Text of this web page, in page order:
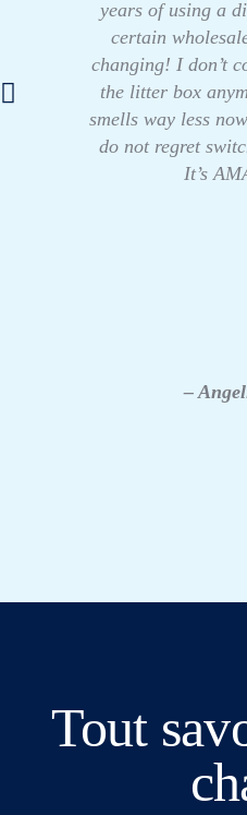
years of using a
certain
changing! I don’t
the litter box
smells way less
do not regret
It’s
–
Tout